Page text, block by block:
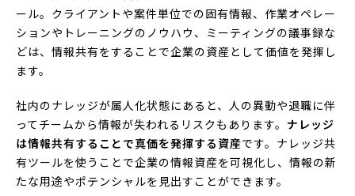
ール。クライアントや案件単位での固有情報、作業オペレー
ションやトレーニングのノウハウ、ミーティングの議事録な
どは、情報共有をすることで企業の資産として価値を発揮し
ます。
社内のナレッジが属人化状態にあると、人の異動や退職に伴
ってチームから情報が失われるリスクもあります。 ナレッジ
は情報共有することで真価を発揮する資産です。ナレッジ共
有ツールを使うことで企業の情報資産を可視化し、情報の新
たな用途やポテンシャルを見出すことができます。